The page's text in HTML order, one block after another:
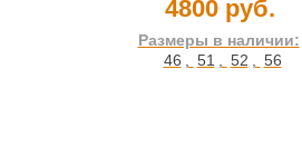
4800 руб.
Размеры в наличии:
46 , 51 , 52 , 56